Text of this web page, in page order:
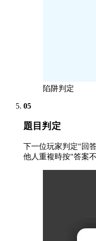
陷阱判定
05
題目判定
下一位玩家判定"回
他人重複時按"答案不